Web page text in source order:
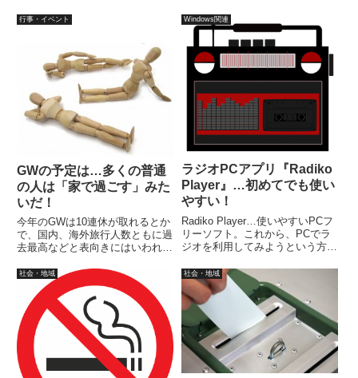
ト、放送録音ファイルを管理、
本語に設定でき、放送局のリスト
から検索、局のタイトル、国、ジ
ャンル、言語などでソート可能
で、録音もできます。
行事・イベント
GWの予定は…多くの普通
の人は「家で過ごす」みた
いだ！
今年のGWは10連休が取れるとか
で、国内、海外旅行人数ともに過
去最高などと表向きにはいわれて
（4/26現在の途中結果）では、家
で過ごす：38.4%、仕事：
26.1%。この２つの項目が圧倒的
に多く、両方で64.5％のほぼ
2/3。
Windows関連
ラジオPCアプリ『Radiko
Player』…初めてでも使い
やすい！
Radiko Player…使いやすいPCフ
リーソフト。これから、PCでラ
ジオを利用してみようという方に
らじる★らじる、radiko.jpプレミ
アムなどのサービスを利用可能で
す。対応OSはWindows 7、8、
10。
社会・地域 社会・地域